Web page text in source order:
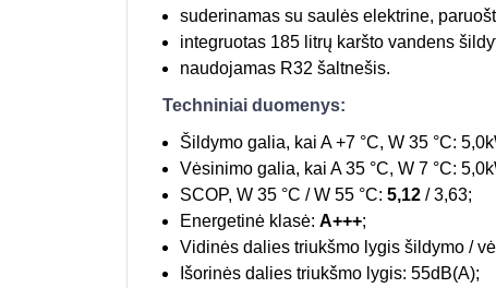
suderinamas su saulės elektrine,
integruotas 185 litrų karšto vandens
naudojamas R32 šaltnešis.
Techniniai duomenys:
Šildymo galia, kai A +7 °C, W 35 °C:
Vėsinimo galia, kai A 35 °C, W 7 °C:
SCOP, W 35 °C / W 55 °C: 5,12 / 3,63;
Energetinė klasė: A+++;
Vidinės dalies triukšmo lygis šildymo /
Išorinės dalies triukšmo lygis: 55dB(A);